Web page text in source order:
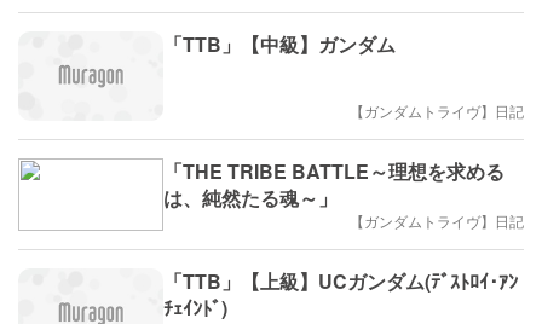
「TTB」【中級】ガンダム
【ガンダムトライヴ】日記
「THE TRIBE BATTLE～理想を求める
は、純然たる魂～」
【ガンダムトライヴ】日記
「TTB」【上級】UCガンダム(ﾃﾞｽﾄﾛｲ･ｱﾝ
ﾁｪｲﾝﾄﾞ)